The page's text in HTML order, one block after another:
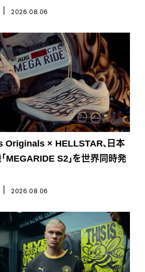
2026.08.06
Originals × HELLSTAR、日本
MEGARIDE S2」を世界同時発
2026.08.06